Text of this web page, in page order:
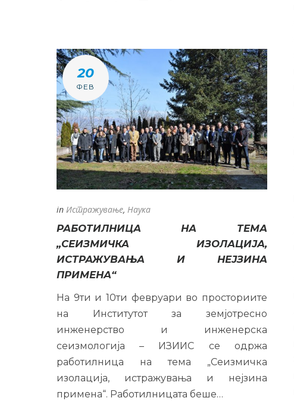
20
ФЕВ
in Истражување, Наука
РАБОТИЛНИЦА НА ТЕМА
„СЕИЗМИЧКА ИЗОЛАЦИЈА,
ИСТРАЖУВАЊА И НЕЈЗИНА
ПРИМЕНА“
На 9ти и 10ти февруари во просториите
на Институтот за земјотресно
инженерство и инженерска
сеизмологија – ИЗИИС се одржа
работилница на тема „Сеизмичка
изолација, истражувања и нејзина
примена“. Работилницата беше…